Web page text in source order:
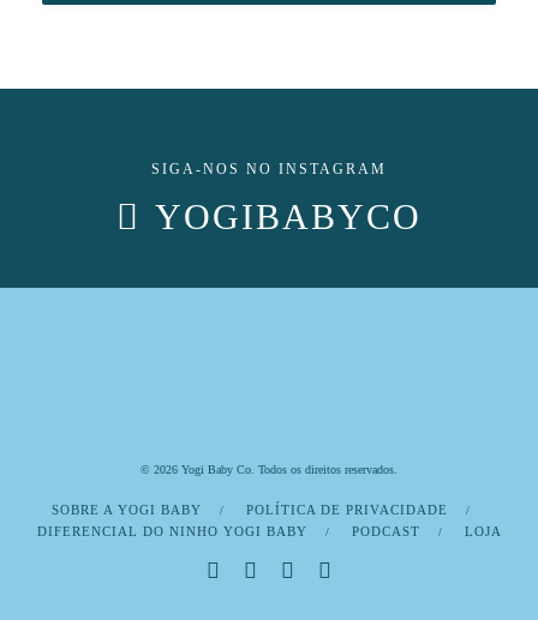
SIGA-NOS NO INSTAGRAM
YOGIBABYCO
© 2026 Yogi Baby Co. Todos os direitos reservados.
SOBRE A YOGI BABY
POLÍTICA DE PRIVACIDADE
DIFERENCIAL DO NINHO YOGI BABY
PODCAST LOJA